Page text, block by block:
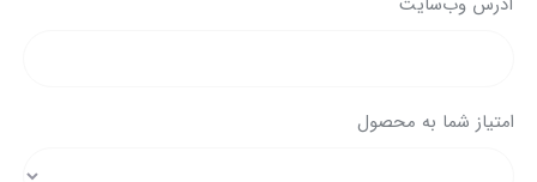
امتیاز شما به محصول